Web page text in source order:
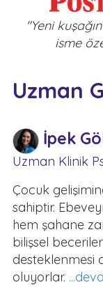
"Yeni
isme
Uzman
İpek
Uzman Klinik
Çocuk
sahiptir.
hem şahane
bilişsel
desteklenmesi
oluyorlar.